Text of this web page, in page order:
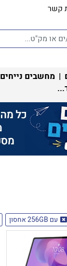
קשר
| מחשבים נייחים
עם 256GB אחסון